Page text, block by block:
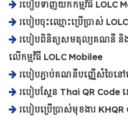
របៀបទាញយកកម្មវិធី LOLC
របៀបចុះឈ្មោះប្រើប្រាស់
របៀបពិនិត្យសមតុល្យគណនី និង
លើកម្មវិធី LOLC Mobilee
របៀបភ្ជាប់គណនីបញ្ញើសំចៃនៅ
របៀបស្គែន Thai QR Code
របៀបប្រើប្រាស់មុខងារ